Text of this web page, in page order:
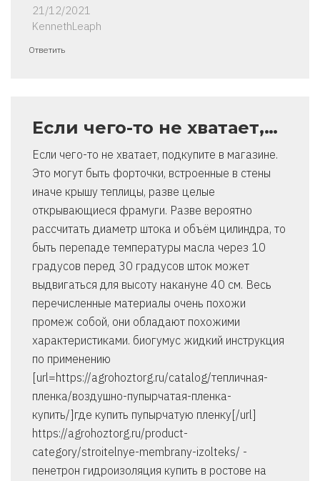
21/12/2021
KennethLeaph
Ответить
Если чего-то не хватает,…
Если чего-то не хватает, подкупите в магазине.
Это могут быть форточки, встроенные в стены
иначе крышу теплицы, разве целые
открывающиеся фрамуги. Разве вероятно
рассчитать диаметр штока и объём цилиндра, то
быть перепаде температуры масла через 10
градусов перед 30 градусов шток может
выдвигаться для высоту накануне 40 см. Весь
перечисленные материалы очень похожи
промеж собой, они обладают похожими
характеристиками. биогумус жидкий инструкция
по применению
[url=https://agrohoztorg.ru/catalog/тепличная-
пленка/воздушно-пупырчатая-пленка-
купить/]где купить пупырчатую пленку[/url]
https://agrohoztorg.ru/product-
category/stroitelnye-membrany-izolteks/ -
пенетрон гидроизоляция купить в ростове на